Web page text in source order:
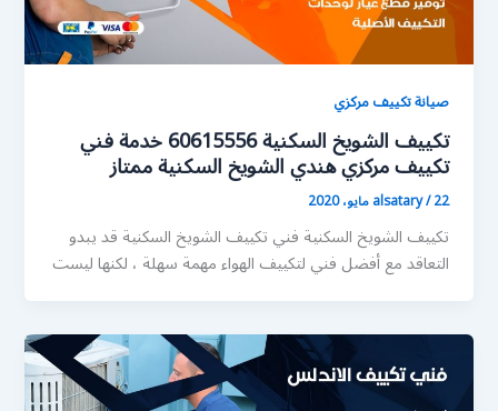
صيانة تكييف مركزي
تكييف الشويخ السكنية 60615556 خدمة فني
تكييف مركزي هندي الشويخ السكنية ممتاز
alsatary/22 مايو، 2020
تكييف الشويخ السكنية فني تكييف الشويخ السكنية قد يبدو
التعاقد مع أفضل فني لتكييف الهواء مهمة سهلة ، لكنها ليست